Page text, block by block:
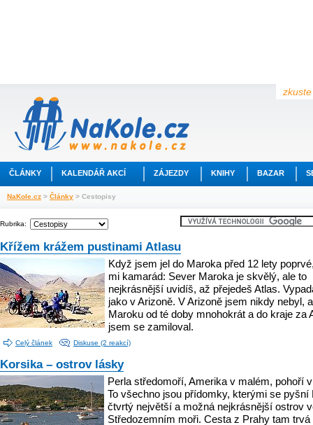
ČLÁNKY KALENDÁŘ AKCÍ ZÁJEZDY KNIHY BAZAR
NaKole.cz > Články > Cestopisy
Rubrika:
Křížem krážem pustinami Atlasu
Když jsem jel do Maroka před 12 lety
mi kamarád: Sever Maroka je skvělý, ale to
nejkrásnější uvidíš, až přejedeš Atlas.
jako v Arizoně. V Arizoně jsem nikdy nebyl,
Maroku od té doby mnohokrát a do kraje za
jsem se zamiloval.
Celý článek Diskuse (2 reakcí)
Korsika – ostrov lásky
Perla středomoří, Amerika v malém, pohoří
To všechno jsou přídomky, kterými se pyšní
čtvrtý největší a možná nejkrásnější ostrov
Středozemním moři. Cesta z Prahy tam trvá